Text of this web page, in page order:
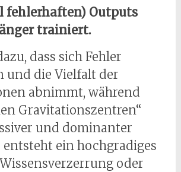
fehlerhaften) Outputs
trainiert.
dass sich Fehler
und die Vielfalt der
abnimmt, während
Gravitationszentren“
und dominanter
entsteht ein hochgradiges
oder